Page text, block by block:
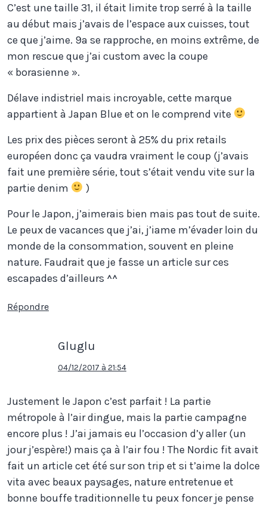
C’est une taille 31, il était limite trop serré à la taille
au début mais j’avais de l’espace aux cuisses, tout
ce que j’aime. 9a se rapproche, en moins extrême, de
mon rescue que j’ai custom avec la coupe
« borasienne ».
Délave indistriel mais incroyable, cette marque
appartient à Japan Blue et on le comprend vite
Les prix des pièces seront à 25% du prix retails
européen donc ça vaudra vraiment le coup (j’avais
fait une première série, tout s’était vendu vite sur la
partie denim
)
Pour le Japon, j’aimerais bien mais pas tout de suite.
Le peux de vacances que j’ai, j’iame m’évader loin du
monde de la consommation, souvent en pleine
nature. Faudrait que je fasse un article sur ces
escapades d’ailleurs ^^
Répondre
Gluglu
04/12/2017 à 21:54
Justement le Japon c’est parfait ! La partie
métropole à l’air dingue, mais la partie campagne
encore plus ! J’ai jamais eu l’occasion d’y aller (un
jour j’espère!) mais ça à l’air fou ! The Nordic fit avait
fait un article cet été sur son trip et si t’aime la dolce
vita avec beaux paysages, nature entretenue et
bonne bouffe traditionnelle tu peux foncer je pense